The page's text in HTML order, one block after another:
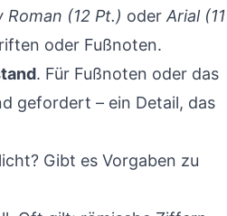
Roman (12 Pt.) oder Arial (11
oder Fußnoten.
. Für Fußnoten oder das
gefordert – ein Detail, das
Gibt es Vorgaben zu